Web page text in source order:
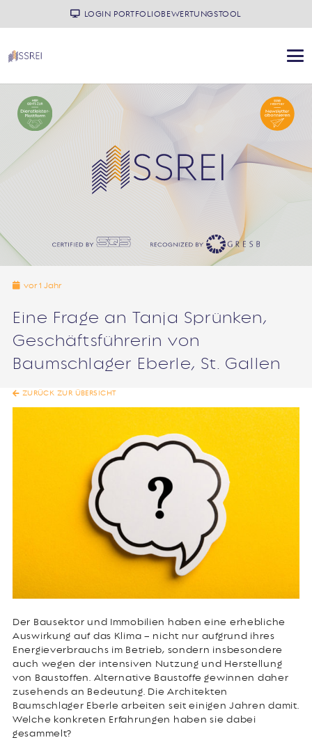
LOGIN PORTFOLIOBEWERTUNGSTOOL
vor 1 Jahr
Eine Frage an Tanja Sprünken,
Geschäftsführerin von
Baumschlager Eberle, St. Gallen
ZURÜCK ZUR ÜBERSICHT
Der Bausektor und Immobilien haben eine erhebliche
Auswirkung auf das Klima – nicht nur aufgrund ihres
Energieverbrauchs im Betrieb, sondern insbesondere
auch wegen der intensiven Nutzung und Herstellung
von Baustoffen. Alternative Baustoffe gewinnen daher
zusehends an Bedeutung. Die Architekten
Baumschlager Eberle arbeiten seit einigen Jahren damit.
Welche konkreten Erfahrungen haben sie dabei
gesammelt?